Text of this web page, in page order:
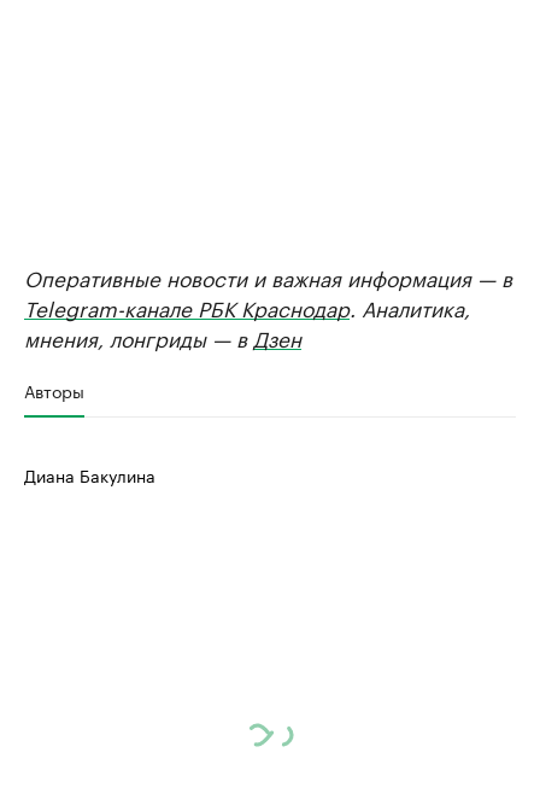
Оперативные новости и важная информация — в
Telegram-канале РБК Краснодар. Аналитика,
мнения, лонгриды — в Дзен
Авторы
Диана Бакулина